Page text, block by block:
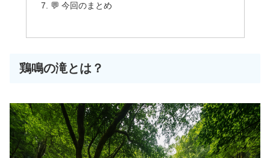
💬 今回のまとめ
鶏鳴の滝とは？